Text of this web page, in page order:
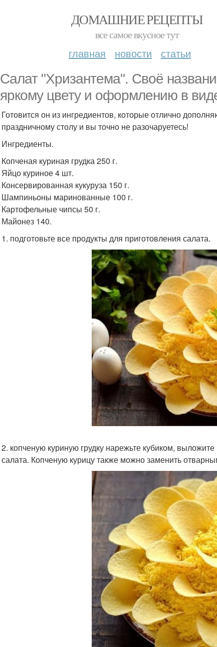
ДОМАШНИЕ РЕЦЕПТЫ
все самое вкусное тут
главная новости статьи
Салат "Хризантема". Своё
яркому цвету и оформлению в
Готовится он из ингредиентов, которые отлично
праздничному столу и вы точно не разочаруетесь!
Ингредиенты.
Копченая куриная грудка 250 г.
Яйцо куриное 4 шт.
Консервированная кукуруза 150 г.
Шампиньоны маринованные 100 г.
Картофельные чипсы 50 г.
Майонез 140.
1. подготовьте все продукты для приготовления салата.
2. копченую куриную грудку нарежьте кубиком,
салата. Копченую курицу также можно заменить